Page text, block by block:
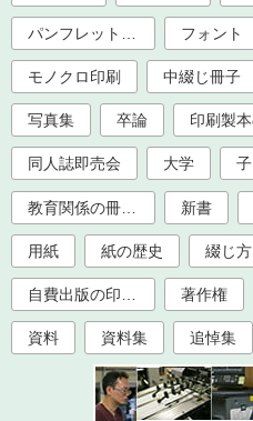
フォント
モノクロ印刷 中綴じ冊子
写真集 卒論
同人誌即売会 大学
新書
用紙 紙の歴史 綴じ方
著作権
資料 資料集 追悼集